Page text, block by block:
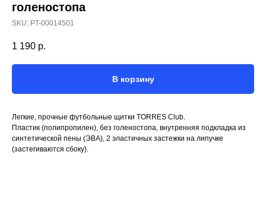
голеностопа
SKU: PT-00014501
1 190 р.
В корзину
Легкие, прочные футбольные щитки TORRES Club.
Пластик (полипропилен), без голеностопа, внутренняя подкладка из
синтетической пены (ЭВА), 2 эластичных застежки на липучке
(застегиваются сбоку).